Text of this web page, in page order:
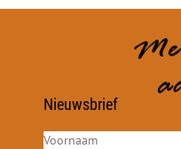
Nieuwsbrief